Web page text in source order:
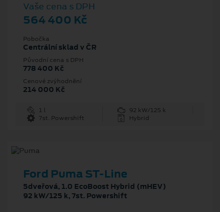
Vaše cena s DPH
564 400 Kč
Pobočka
Centrální sklad v ČR
Původní cena s DPH
778 400 Kč
Cenové zvýhodnění
214 000 Kč
1 l
92 kW/125 k
7st. Powershift
Hybrid
Ford Puma ST-Line
5dveřová, 1.0 EcoBoost Hybrid (mHEV)
92 kW/125 k, 7st. Powershift